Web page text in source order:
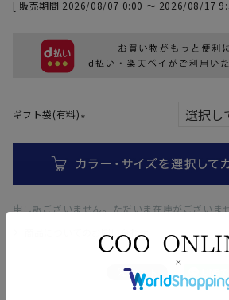
販売期間 2026/08/07 0:00 〜 2026/08/17
ギフト袋(有料)
須
)
申し訳ございません。ただいま在庫がございま
商品についてのお問い合わせ